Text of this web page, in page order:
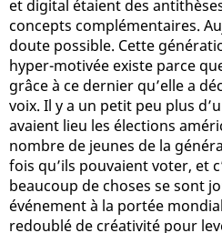
et digital étaient des
concepts complémentaires.
doute possible. Cette
hyper-motivée existe parce
grâce à ce dernier qu’elle a
voix. Il y a un petit peu plus
avaient lieu les élections
nombre de jeunes de la
fois qu’ils pouvaient voter, et
beaucoup de choses se sont
événement à la portée
redoublé de créativité pour